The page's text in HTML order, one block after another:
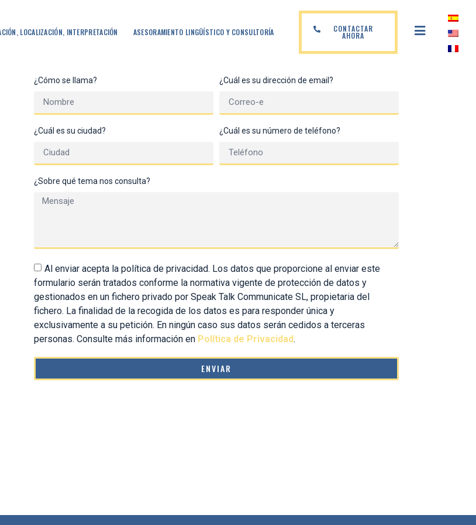
LOCALIZACIÓN, INTERPRETACIÓN ASESORAMIENTO LINGÜÍSTICO Y CONSULTORÍA CONTACTAR
AHORA
¿Cómo se llama? ¿Cuál es su dirección de email?
¿Cuál es su ciudad? ¿Cuál es su número de teléfono?
¿Sobre qué tema nos consulta?
Al enviar acepta la política de privacidad. Los datos que proporcione al enviar este
formulario serán tratados conforme la normativa vigente de protección de datos y
gestionados en un fichero privado por Speak Talk Communicate SL, propietaria del
fichero. La finalidad de la recogida de los datos es para responder única y
exclusivamente a su petición. En ningún caso sus datos serán cedidos a terceras
personas. Consulte más información en Política de Privacidad.
ENVIAR